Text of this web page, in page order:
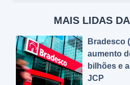
MAIS LIDAS
Bradesco
aumento
bilhões e
JCP